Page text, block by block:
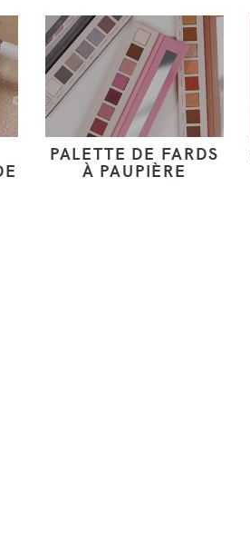
PALETTE DE FARDS
À PAUPIÈRE